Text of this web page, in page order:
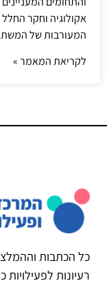
אקולוגיה וחקר
המעורבות של
לקריאת המאמר »
כל הכתבות
רעיונות